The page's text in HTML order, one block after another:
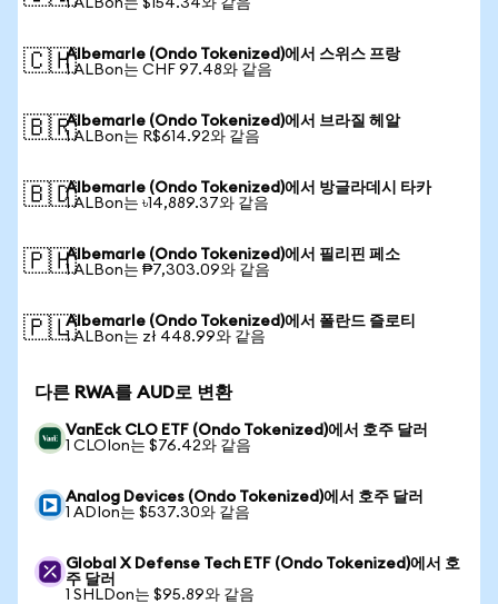
1 ALBon는 $154.34와 같음
🇨🇭Albemarle (Ondo Tokenized)에서 스위스 프랑
1 ALBon는 CHF 97.48와 같음
🇧🇷Albemarle (Ondo Tokenized)에서 브라질 헤알
1 ALBon는 R$614.92와 같음
🇧🇩Albemarle (Ondo Tokenized)에서 방글라데시 타카
1 ALBon는 ৳14,889.37와 같음
🇵🇭Albemarle (Ondo Tokenized)에서 필리핀 페소
1 ALBon는 ₱7,303.09와 같음
🇵🇱Albemarle (Ondo Tokenized)에서 폴란드 즐로티
1 ALBon는 zł 448.99와 같음
다른 RWA를 AUD로 변환
VanEck CLO ETF (Ondo Tokenized)에서 호주 달러
1 CLOIon는 $76.42와 같음
Analog Devices (Ondo Tokenized)에서 호주 달러
1 ADIon는 $537.30와 같음
Global X Defense Tech ETF (Ondo Tokenized)에서 호
주 달러
1 SHLDon는 $95.89와 같음